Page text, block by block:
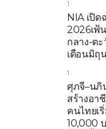
1
NIA เปิ
2026เฟ้
กลาง-ต
เดือนมิถุ
1
ศุภจี–นภิ
สร้างอา
คนไทยเ
10,000